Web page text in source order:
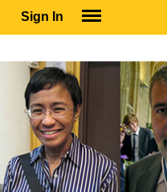
Sign In
GIFT
OTHER
ABOUT